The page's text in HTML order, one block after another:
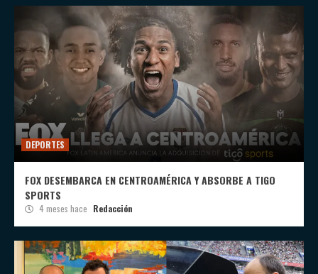
DEPORTES
FOX DESEMBARCA EN CENTROAMÉRICA Y ABSORBE A TIGO
SPORTS
4 meses hace Redacción